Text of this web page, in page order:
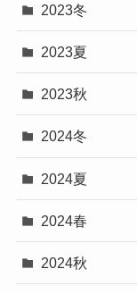
2023冬
2023夏
2023秋
2024冬
2024夏
2024春
2024秋